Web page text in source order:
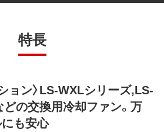
特長
ョン〉LS-WXLシリーズ,LS-
の交換用冷却ファン。万
も安心